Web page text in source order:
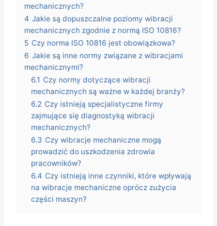
mechanicznych?
4 Jakie są dopuszczalne poziomy wibracji
mechanicznych zgodnie z normą ISO 10816?
5 Czy norma ISO 10816 jest obowiązkowa?
6 Jakie są inne normy związane z wibracjami
mechanicznymi?
6.1 Czy normy dotyczące wibracji
mechanicznych są ważne w każdej branży?
6.2 Czy istnieją specjalistyczne firmy
zajmujące się diagnostyką wibracji
mechanicznych?
6.3 Czy wibracje mechaniczne mogą
prowadzić do uszkodzenia zdrowia
pracowników?
6.4 Czy istnieją inne czynniki, które wpływają
na wibracje mechaniczne oprócz zużycia
części maszyn?